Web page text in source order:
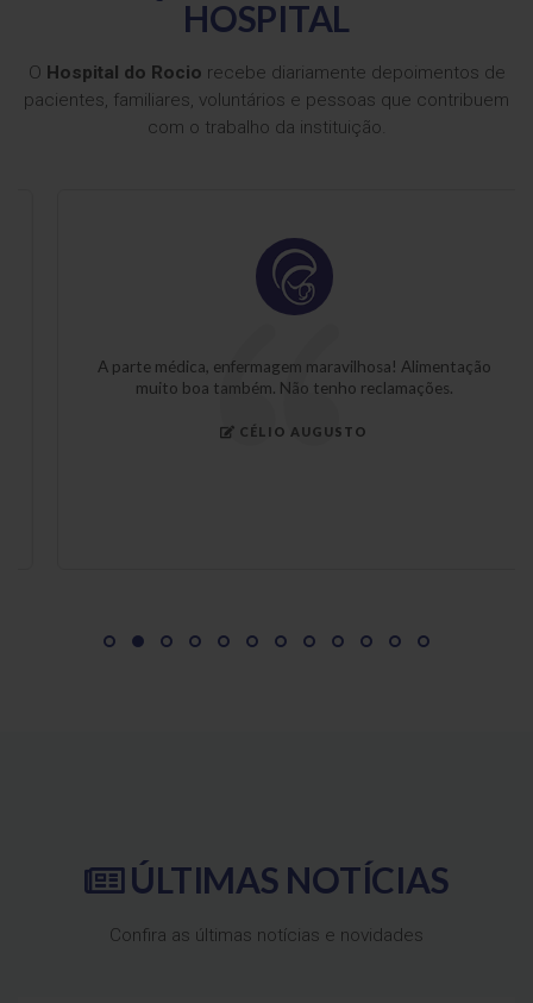
HOSPITAL
O Hospital do Rocio recebe diariamente depoimentos de
pacientes, familiares, voluntários e pessoas que contribuem
com o trabalho da instituição.
A parte médica, enfermagem maravilhosa! Alimentação
muito boa também. Não tenho reclamações.
CÉLIO AUGUSTO
ÚLTIMAS NOTÍCIAS
Confira as últimas notícias e novidades